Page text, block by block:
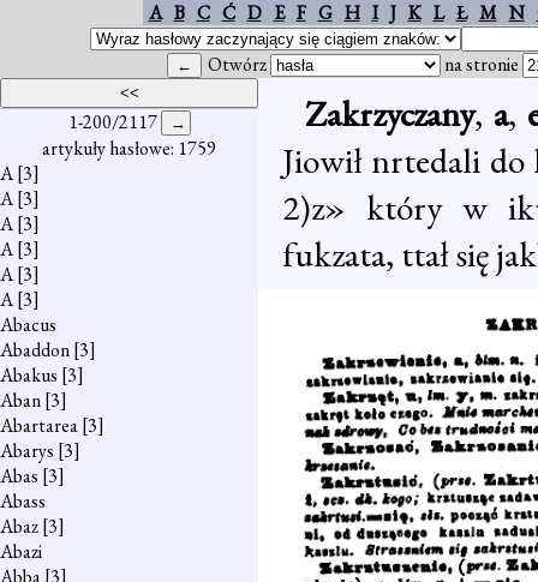
A B C Ć D E F G H I J K L Ł M N
Otwórz na stronie
1-200/2117
artykuły hasłowe: 1759
A[3]
A[3]
A[3]
A[3]
A[3]
A[3]
Abacus
Abaddon[3]
Abakus [3]
Aban[3]
Abartarea[3]
Abarys [3]
Abas [3]
Abass
Abaz[3]
Abazi
Abba[3]
Zakrzyczany, a,
Jiowił nrtedali
2)z» który w
fukzata, ttał się